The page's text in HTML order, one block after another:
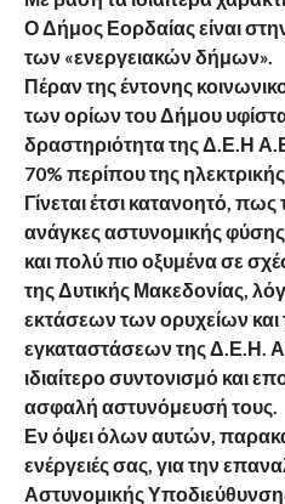
Ο Δήμος Εορδαίας είναι
των «ενεργειακών δήμων».
Πέραν της έντονης
των ορίων του Δήμου
δραστηριότητα της Δ.Ε.Η
70% περίπου της
Γίνεται έτσι κατανοητό,
ανάγκες αστυνομικής
και πολύ πιο οξυμένα σε
της Δυτικής Μακεδονίας,
εκτάσεων των ορυχείων
εγκαταστάσεων της Δ.Ε.Η.
ιδιαίτερο συντονισμό και
ασφαλή αστυνόμευσή τους.
Εν όψει όλων αυτών,
ενέργειές σας, για την
Αστυνομικής